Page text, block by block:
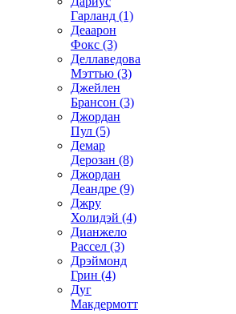
Гарланд (1)
Деаарон
Фокс (3)
Деллаведова
Мэттью (3)
Джейлен
Брансон (3)
Джордан
Пул (5)
Демар
Дерозан (8)
Джордан
Деандре (9)
Джру
Холидэй (4)
Дианжело
Рассел (3)
Дрэймонд
Грин (4)
Дуг
Макдермотт